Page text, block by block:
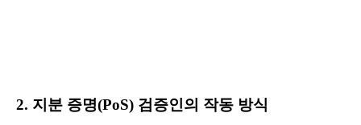
2. 지분 증명(PoS) 검증인의 작동 방식